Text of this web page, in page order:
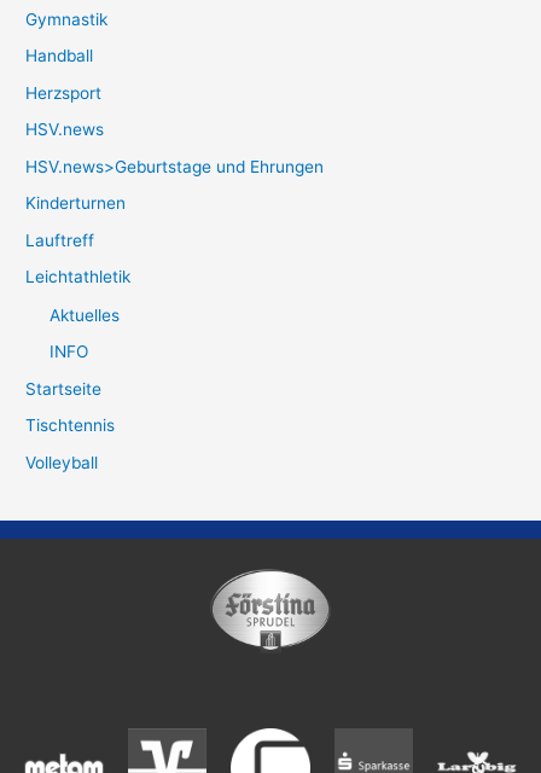
Gymnastik
Handball
Herzsport
HSV.news
HSV.news>Geburtstage und Ehrungen
Kinderturnen
Lauftreff
Leichtathletik
Aktuelles
INFO
Startseite
Tischtennis
Volleyball